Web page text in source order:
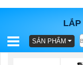
LẮP
BÁO
SẢN PHẨM